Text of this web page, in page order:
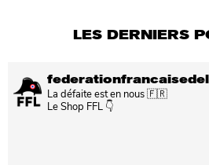
LES DERNIERS
La défaite est en nous 🇫🇷
Le Shop FFL 👇